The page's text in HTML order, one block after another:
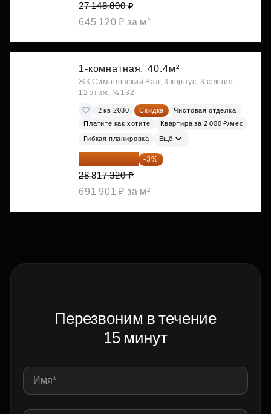
27 148 800 ₽
645 120 ₽ за м²
1-комнатная, 40.4м²
ЖК Симоновский Вал, 3 корпус, 3 секция,
12 этаж, №132
2 кв 2030 Скидка
Чистовая отделка
Платите как хотите
Квартира за 2 000 ₽/мес
Гибкая планировка Ещё
27 952 800 ₽ -3%
28 817 320 ₽
691 901 ₽ за м²
Перезвоним в течение
15 минут